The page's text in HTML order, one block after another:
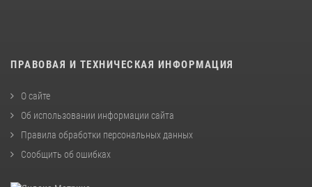
ПРАВОВАЯ И ТЕХНИЧЕСКАЯ ИНФОРМАЦИЯ
О сайте
Об использовании информации сайта
Правила обработки персональных данных
Сообщить об ошибках